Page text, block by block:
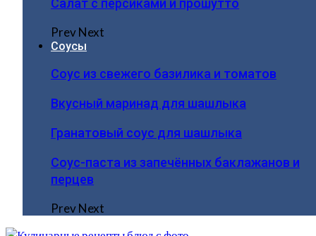
Салат с персиками и прошутто
PrevNext
Соусы
Соус из свежего базилика и томатов
Вкусный маринад для шашлыка
Гранатовый соус для шашлыка
Соус-паста из запечённых баклажанов и
перцев
PrevNext